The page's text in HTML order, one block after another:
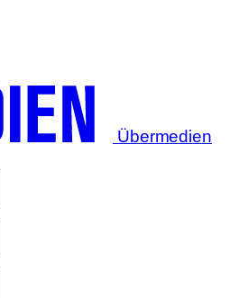
Übermedien